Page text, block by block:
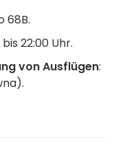
68B.
22:00 Uhr.
von Ausflügen: